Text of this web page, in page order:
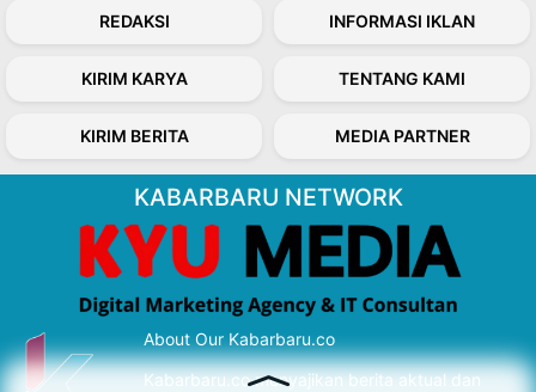
REDAKSI INFORMASI IKLAN
KIRIM KARYA TENTANG KAMI
KIRIM BERITA MEDIA PARTNER
KABARBARU NETWORK
About Our Kabarbaru.co
Kabarbaru.co menyajikan berita aktual dan